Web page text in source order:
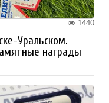
1440
Уральском.
награды